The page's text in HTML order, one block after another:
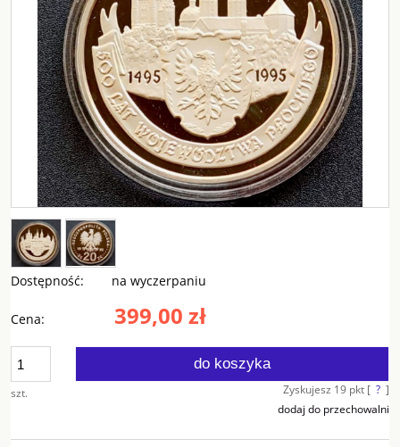
Dostępność: na wyczerpaniu
Cena: 399,00 zł
szt.
do koszyka
Zyskujesz 19pkt [ ? ]
dodaj do przechowalni